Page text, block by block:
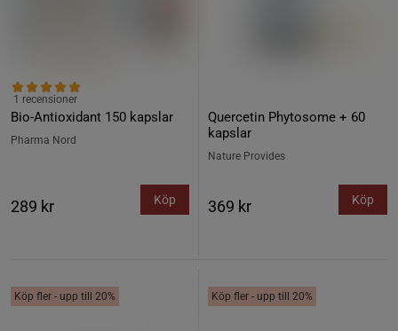
Bio-Antioxidant 150 kapslar
1 recensioner
Pharma Nord
289 kr Köp
Quercetin Phytosome + 60
kapslar
Nature Provides
369 kr Köp
Köp fler - upp till 20% Köp fler - upp till 20%